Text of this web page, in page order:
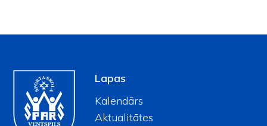
Lapas
Kalendārs
Aktualitātes